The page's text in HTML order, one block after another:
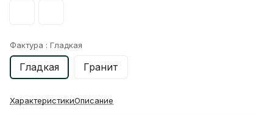
Фактура : Гладкая
Гладкая Гранит
ХарактеристикиОписание